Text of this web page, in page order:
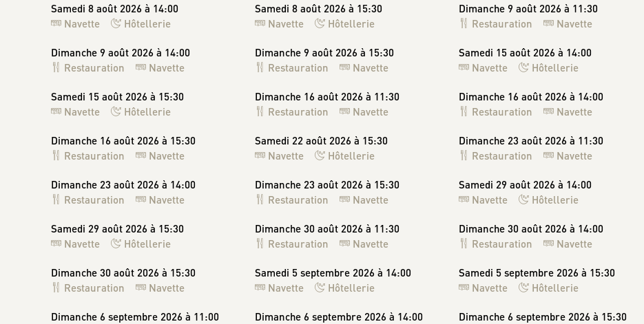
Samedi 8 août 2026 à 14:00
Navette
Hôtellerie
Samedi 8 août 2026 à 15:30
Navette
Hôtellerie
Dimanche 9 août 2026 à 11:30
Restauration
Navette
Dimanche 9 août 2026 à 14:00
Restauration
Navette
Dimanche 9 août 2026 à 15:30
Restauration
Navette
Samedi 15 août 2026 à 14:00
Navette
Hôtellerie
Samedi 15 août 2026 à 15:30
Navette
Hôtellerie
Dimanche 16 août 2026 à 11:30
Restauration
Navette
Dimanche 16 août 2026 à 14:00
Restauration
Navette
Dimanche 16 août 2026 à 15:30
Restauration
Navette
Samedi 22 août 2026 à 15:30
Navette
Hôtellerie
Dimanche 23 août 2026 à 11:30
Restauration
Navette
Dimanche 23 août 2026 à 14:00
Restauration
Navette
Dimanche 23 août 2026 à 15:30
Restauration
Navette
Samedi 29 août 2026 à 14:00
Navette
Hôtellerie
Samedi 29 août 2026 à 15:30
Navette
Hôtellerie
Dimanche 30 août 2026 à 11:30
Restauration
Navette
Dimanche 30 août 2026 à 14:00
Restauration
Navette
Dimanche 30 août 2026 à 15:30
Restauration
Navette
Samedi 5 septembre 2026 à 14:00
Navette
Hôtellerie
Samedi 5 septembre 2026 à 15:30
Navette
Hôtellerie
Dimanche 6 septembre 2026 à 11:00
Dimanche 6 septembre 2026 à 14:00
Dimanche 6 septembre 2026 à 15:30